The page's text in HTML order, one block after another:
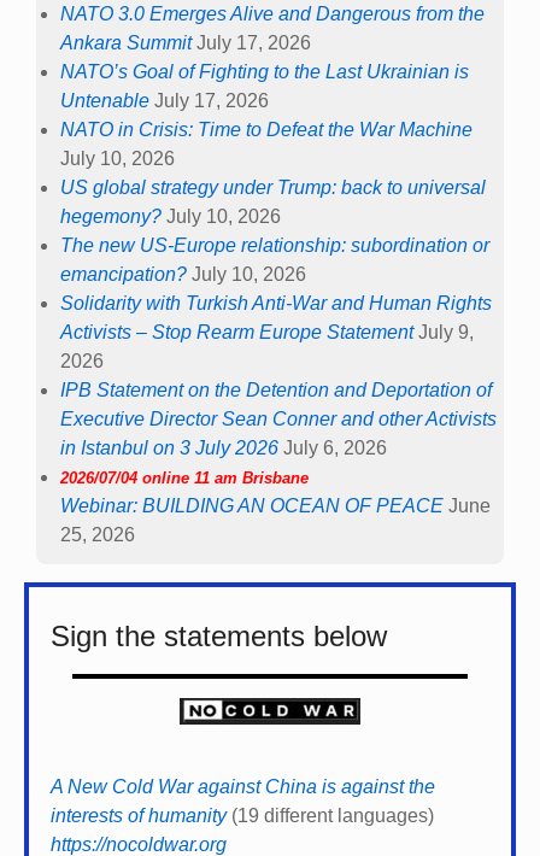
NATO 3.0 Emerges Alive and Dangerous from the
Ankara Summit July 17, 2026
NATO’s Goal of Fighting to the Last Ukrainian is
Untenable July 17, 2026
NATO in Crisis: Time to Defeat the War Machine
July 10, 2026
US global strategy under Trump: back to universal
hegemony? July 10, 2026
The new US-Europe relationship: subordination or
emancipation? July 10, 2026
Solidarity with Turkish Anti-War and Human Rights
Activists – Stop Rearm Europe Statement July 9,
2026
IPB Statement on the Detention and Deportation of
Executive Director Sean Conner and other Activists
in Istanbul on 3 July 2026 July 6, 2026
2026/07/04 online 11 am Brisbane
Webinar: BUILDING AN OCEAN OF PEACE June
25, 2026
Sign the statements below
A New Cold War against China is against the
interests of humanity(19 different languages)
https://nocoldwar.org